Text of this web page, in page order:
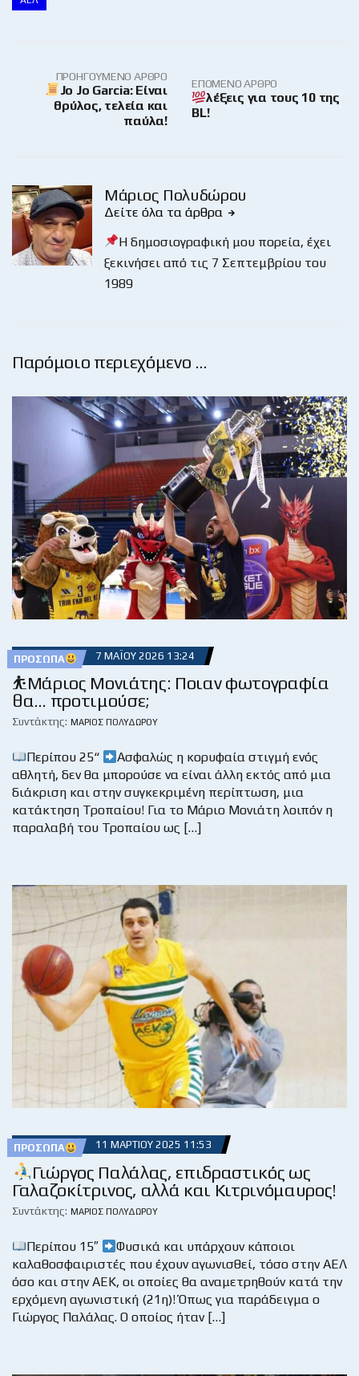
ΠΡΟΗΓΟΎΜΕΝΟ ΆΡΘΡΟ
Jo Jo Garcia: Είναι
θρύλος, τελεία και
παύλα!
ΕΠΌΜΕΝΟ ΆΡΘΡΟ
λέξεις για τους 10 της
BL!
Μάριος Πολυδώρου
Δείτε όλα τα άρθρα
Η δημοσιογραφική μου πορεία, έχει
ξεκινήσει από τις 7 Σεπτεμβρίου του
1989
Παρόμοιο περιεχόμενο …
ΠΡΌΣΩΠΑ 7 ΜΑΪ́ΟΥ 2026 13:24
⛹️‍Μάριος Μονιάτης: Ποιαν φωτογραφία
θα… προτιμούσε;
Συντάκτης: ΜΆΡΙΟΣ ΠΟΛΥΔΏΡΟΥ
Περίπου 25“
Ασφαλώς η κορυφαία στιγμή ενός
αθλητή, δεν θα μπορούσε να είναι άλλη εκτός από μια
διάκριση και στην συγκεκριμένη περίπτωση, μια
κατάκτηση Τροπαίου! Για το Μάριο Μονιάτη λοιπόν η
παραλαβή του Τροπαίου ως […]
ΠΡΌΣΩΠΑ 11 ΜΑΡΤΊΟΥ 2025 11:53
Γιώργος Παλάλας, επιδραστικός ως
Γαλαζοκίτρινος, αλλά και Κιτρινόμαυρος!
Συντάκτης: ΜΆΡΙΟΣ ΠΟΛΥΔΏΡΟΥ
Περίπου 15″
Φυσικά και υπάρχουν κάποιοι
καλαθοσφαιριστές που έχουν αγωνισθεί, τόσο στην ΑΕΛ
όσο και στην ΑΕΚ, οι οποίες θα αναμετρηθούν κατά την
ερχόμενη αγωνιστική (21η)! Όπως για παράδειγμα ο
Γιώργος Παλάλας. Ο οποίος ήταν […]